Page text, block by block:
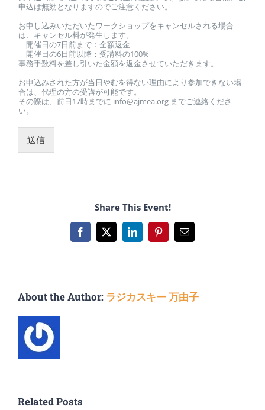
申込は無効となりますのでご注意ください。
お申し込みいただいたワークショップをキャンセルされる場合
は、キャンセル料が発生します。
開催日の7日前まで：全額返金
開催日の6日前以降：受講料の100%
事務手数料を差し引いた金額を返金させていただきます。
お申込みされた方が当日やむを得ない理由により参加できない場
合は、代理の方の受講が可能です。
その際は、前日17時までに info@ajmea.org までご連絡くださ
い。
送信
Share This Event!
Facebook
X LinkedInPinterestEmail
About the Author: ラジカスキー 万由子
Related Posts